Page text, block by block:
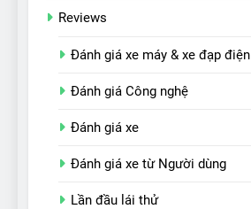
Reviews
Đánh giá xe máy & xe đạp điện
Đánh giá Công nghệ
Đánh giá xe
Đánh giá xe từ Người dùng
Lần đầu lái thử